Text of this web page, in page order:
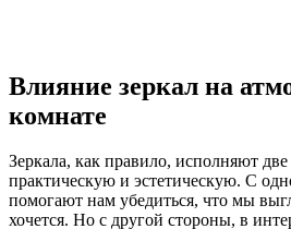
Влияние зеркал на
комнате
Зеркала, как правило, исполняют
практическую и эстетическую. С
помогают нам убедиться, что мы
хочется. Но с другой стороны, в